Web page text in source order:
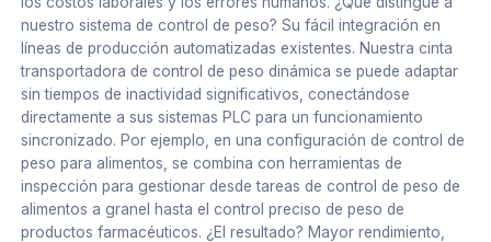
nuestro sistema de control de peso? Su fácil integración en
líneas de producción automatizadas existentes. Nuestra cinta
transportadora de control de peso dinámica se puede adaptar
sin tiempos de inactividad significativos, conectándose
directamente a sus sistemas PLC para un funcionamiento
sincronizado. Por ejemplo, en una configuración de control de
peso para alimentos, se combina con herramientas de
inspección para gestionar desde tareas de control de peso de
alimentos a granel hasta el control preciso de peso de
productos farmacéuticos. ¿El resultado? Mayor rendimiento,